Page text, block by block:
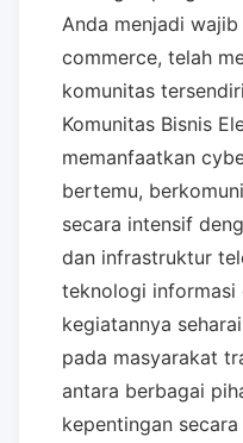
Anda menjadi
commerce, telah
komunitas
Komunitas Bisnis
memanfaatkan
bertemu,
secara intensif
dan infrastruktur
teknologi informasi
kegiatannya
pada masyarakat
antara berbagai
kepentingan